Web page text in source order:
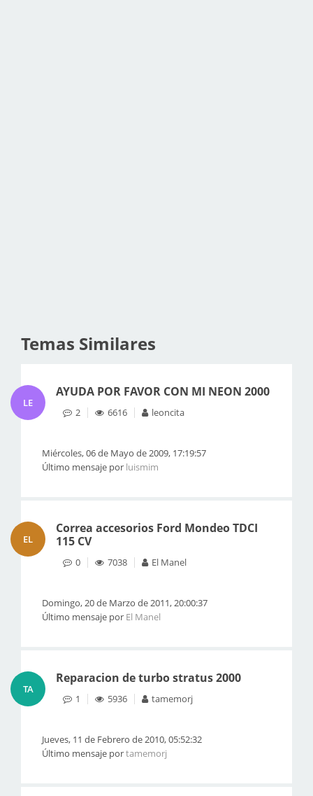
Temas Similares
LE
AYUDA POR FAVOR CON MI NEON 2000
2 6616 leoncita
Miércoles, 06 de Mayo de 2009, 17:19:57
Último mensaje por luismim
EL
Correa accesorios Ford Mondeo TDCI
115 CV
0 7038 El Manel
Domingo, 20 de Marzo de 2011, 20:00:37
Último mensaje por El Manel
TA
Reparacion de turbo stratus 2000
1 5936 tamemorj
Jueves, 11 de Febrero de 2010, 05:52:32
Último mensaje portamemorj